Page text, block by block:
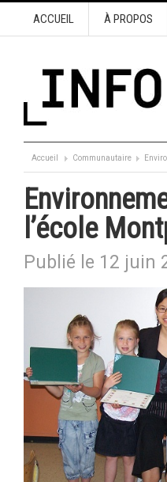
ACCUEIL À PROPOS
Accueil Communautaire
l’école
Publié le 12 juin